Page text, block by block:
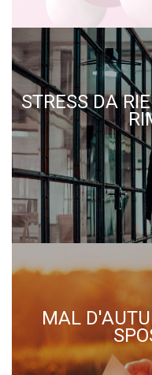
STRESS DA
MAL